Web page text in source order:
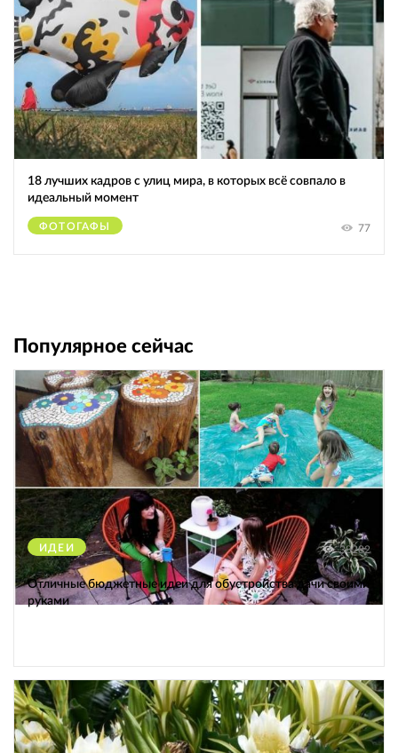
18 лучших кадров с улиц мира, в которых всё совпало в
идеальный момент
ФОТОГАФЫ 77
Популярное сейчас
ИДЕИ 38282
Отличные бюджетные идеи для обустройства дачи своими
руками